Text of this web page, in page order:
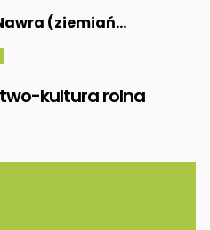
(ziemiań…
kultura rolna